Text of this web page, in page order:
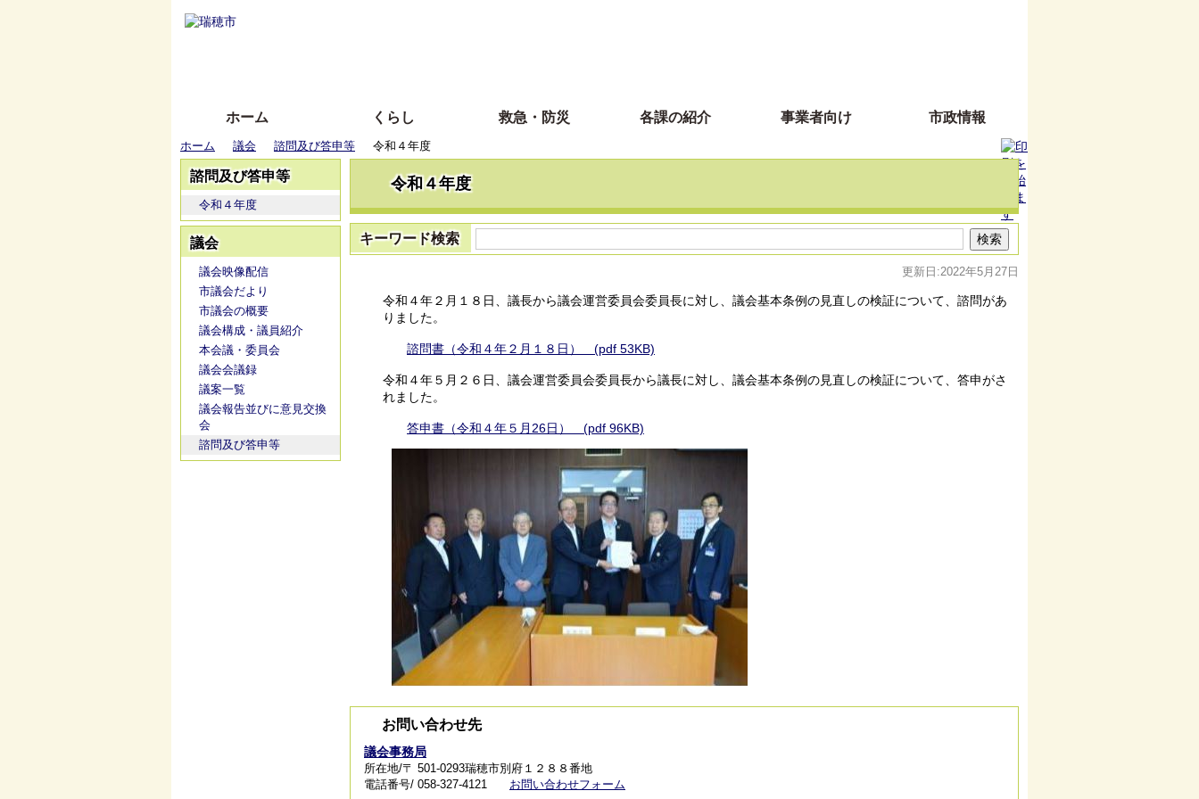
ホーム くらし 救急・防災 各課の紹介 事業者向け 市政情報
ホーム 議会 諮問及び答申等 令和４年度
諮問及び答申等
令和４年度
議会
議会映像配信
市議会だより
市議会の概要
議会構成・議員紹介
本会議・委員会
議会会議録
議案一覧
議会報告並びに意見交換
会
諮問及び答申等
令和４年度
キーワード検索
更新日:2022年5月27日
令和４年２月１８日、議長から議会運営委員会委員長に対し、議会基本条例の見直しの検証について、諮問があ
りました。
諮問書（令和４年２月１８日） (pdf 53KB)
令和４年５月２６日、議会運営委員会委員長から議長に対し、議会基本条例の見直しの検証について、答申がさ
れました。
答申書（令和４年５月26日） (pdf 96KB)
お問い合わせ先
議会事務局
所在地/〒 501-0293瑞穂市別府１２８８番地
電話番号/ 058-327-4121
お問い合わせフォーム